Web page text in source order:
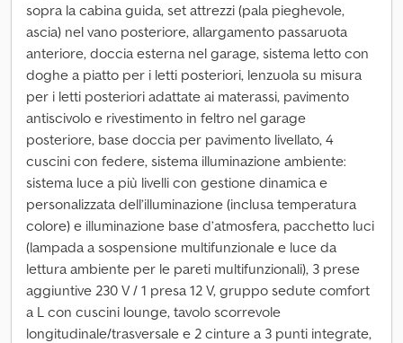
sopra la cabina guida, set attrezzi (pala pieghevole,
ascia) nel vano posteriore, allargamento passaruota
anteriore, doccia esterna nel garage, sistema letto con
doghe a piatto per i letti posteriori, lenzuola su misura
per i letti posteriori adattate ai materassi, pavimento
antiscivolo e rivestimento in feltro nel garage
posteriore, base doccia per pavimento livellato, 4
cuscini con federe, sistema illuminazione ambiente:
sistema luce a più livelli con gestione dinamica e
personalizzata dell’illuminazione (inclusa temperatura
colore) e illuminazione base d’atmosfera, pacchetto luci
(lampada a sospensione multifunzionale e luce da
lettura ambiente per le pareti multifunzionali), 3 prese
aggiuntive 230 V / 1 presa 12 V, gruppo sedute comfort
a L con cuscini lounge, tavolo scorrevole
longitudinale/trasversale e 2 cinture a 3 punti integrate,